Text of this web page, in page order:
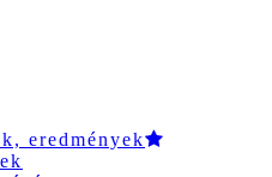
eredmények